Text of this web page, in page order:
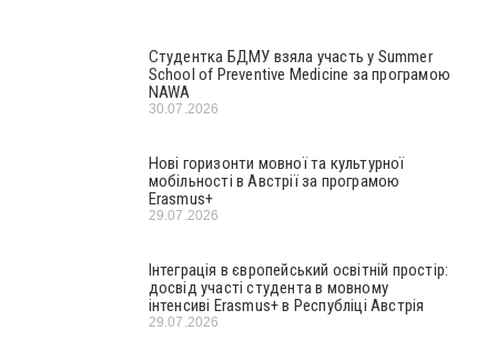
Студентка БДМУ взяла участь у Summer
School of Preventive Medicine за програмою
NAWA
30.07.2026
Нові горизонти мовної та культурної
мобільності в Австрії за програмою
Erasmus+
29.07.2026
Інтеграція в європейський освітній простір:
досвід участі студента в мовному
інтенсиві Erasmus+ в Республіці Австрія
29.07.2026